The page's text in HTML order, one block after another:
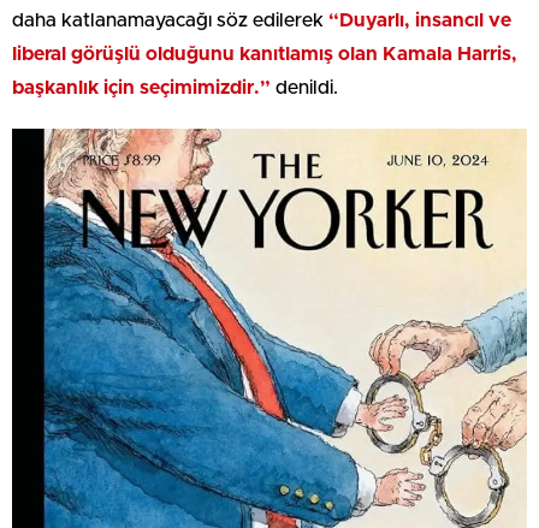
daha katlanamayacağı söz edilerek “Duyarlı, insancıl ve
liberal görüşlü olduğunu kanıtlamış olan Kamala Harris,
başkanlık için seçimimizdir.” denildi.